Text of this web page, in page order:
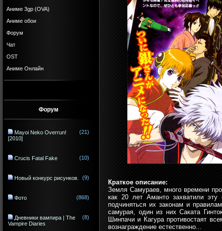
Аниме 3gp (OVA)
Аниме обои
Форум
Чат
OST
Аниме Онлайн
Форум
Mayoi Neko Overrun!
[2010]
(21)
Crucis Fatal Fake (10)
Новый конкурс рисунков. (9)
Фото (868)
Дневники вампира | The
Vampire Diaries
(8)
Краткое описание:
Земля Самураев, много времени
как 20 лет Аманто захватили
подчиняться их законам и
самурая, один из них Саката
Шинпачи и Кагура противостаят
вознаграждение естественно...